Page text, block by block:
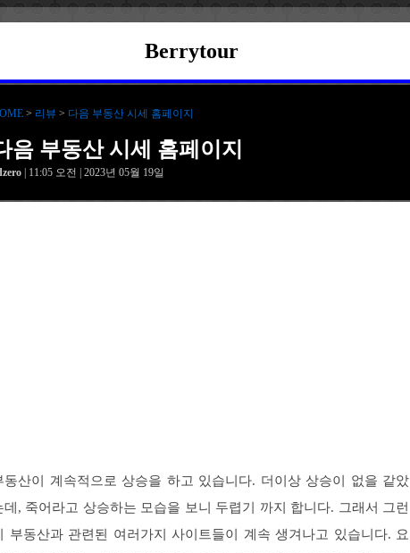
Berrytour
> 리뷰 > 다음 부동산 시세 홈페이지
음 부동산 시세 홈페이지
| 11:05 오전 | 2023년 05월 19일
동산이 계속적으로 상승을 하고 있습니다. 더이상 상승이 없을 같았
데, 죽어라고 상승하는 모습을 보니 두렵기 까지 합니다. 그래서 그런
부동산과 관련된 여러가지 사이트들이 계속 생겨나고 있습니다. 요